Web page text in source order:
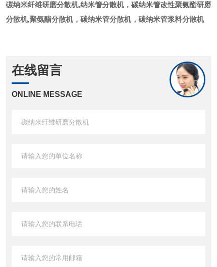
碳纳米纤维研磨分散机,纳米管分散机， 碳纳米管改性聚氨酯研磨
分散机,聚氨酯分散机，碳纳米管分散机，碳纳米管浆料分散机
在线留言
ONLINE MESSAGE